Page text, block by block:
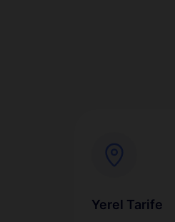
Yerel Tarife